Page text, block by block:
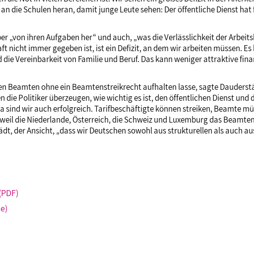
die Schulen heran, damit junge Leute sehen: Der öffentliche Dienst
ihren Aufgaben her“ und auch, „was die Verlässlichkeit der
immer gegeben ist, ist ein Defizit, an dem wir arbeiten müssen.
Vereinbarkeit von Familie und Beruf. Das kann weniger attraktive
Beamten ohne ein Beamtenstreikrecht aufhalten lasse, sagte
die Politiker überzeugen, wie wichtig es ist, den öffentlichen Dienst
wir auch erfolgreich. Tarifbeschäftigte können streiken, Beamte
die Niederlande, Österreich, die Schweiz und Luxemburg das
der Ansicht, „dass wir Deutschen sowohl aus strukturellen als auch